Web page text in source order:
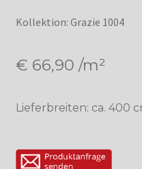
Kollektion: Grazie 1004
€ 66,90 /m²
Lieferbreiten: ca. 400